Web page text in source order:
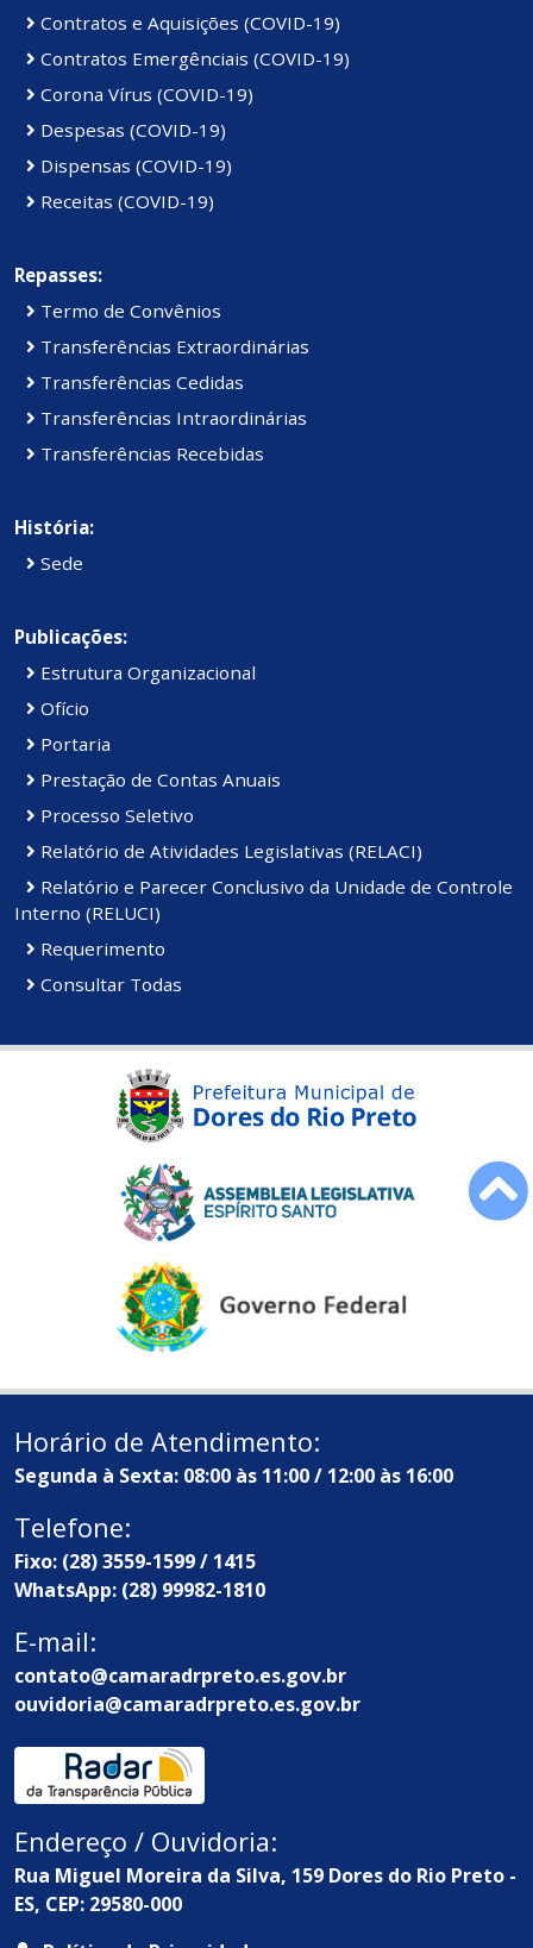
Contratos e Aquisições (COVID-19)
Contratos Emergênciais (COVID-19)
Corona Vírus (COVID-19)
Despesas (COVID-19)
Dispensas (COVID-19)
Receitas (COVID-19)
Repasses:
Termo de Convênios
Transferências Extraordinárias
Transferências Cedidas
Transferências Intraordinárias
Transferências Recebidas
História:
Sede
Publicações:
Estrutura Organizacional
Ofício
Portaria
Prestação de Contas Anuais
Processo Seletivo
Relatório de Atividades Legislativas (RELACI)
Relatório e Parecer Conclusivo da Unidade de Controle
Interno (RELUCI)
Requerimento
Consultar Todas
Horário de Atendimento:
Segunda à Sexta: 08:00 às 11:00 / 12:00 às 16:00
Telefone:
Fixo: (28) 3559-1599 / 1415
WhatsApp: (28) 99982-1810
E-mail:
contato@camaradrpreto.es.gov.br
ouvidoria@camaradrpreto.es.gov.br
Endereço / Ouvidoria:
Rua Miguel Moreira da Silva, 159 Dores do Rio Preto -
ES, CEP: 29580-000